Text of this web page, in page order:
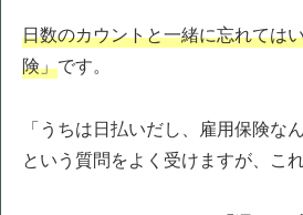
日数のカウントと一緒に忘れては
険」です。
「うちは日払いだし、雇用保険な
という質問をよく受けますが、こ